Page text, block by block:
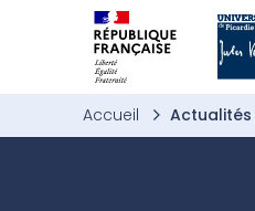
Aller à l’entête de page
Aller au menu principale
Aller au contenu principal
Aller à la recherche
Passer aux cookies
Aller au pied de page
Accueil Actualités